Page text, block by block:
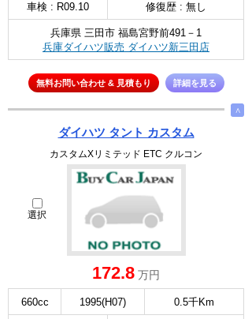
車検 : R09.10 修復歴 : 無し
兵庫県 三田市 福島宮野前491－1
兵庫ダイハツ販売 ダイハツ新三田店
無料お問い合わせ & 見積もり 詳細を見る
∧
ダイハツ タント カスタム
カスタムXリミテッド ETC クルコン
選択
172.8 万円
660cc 1995(H07) 0.5千Km